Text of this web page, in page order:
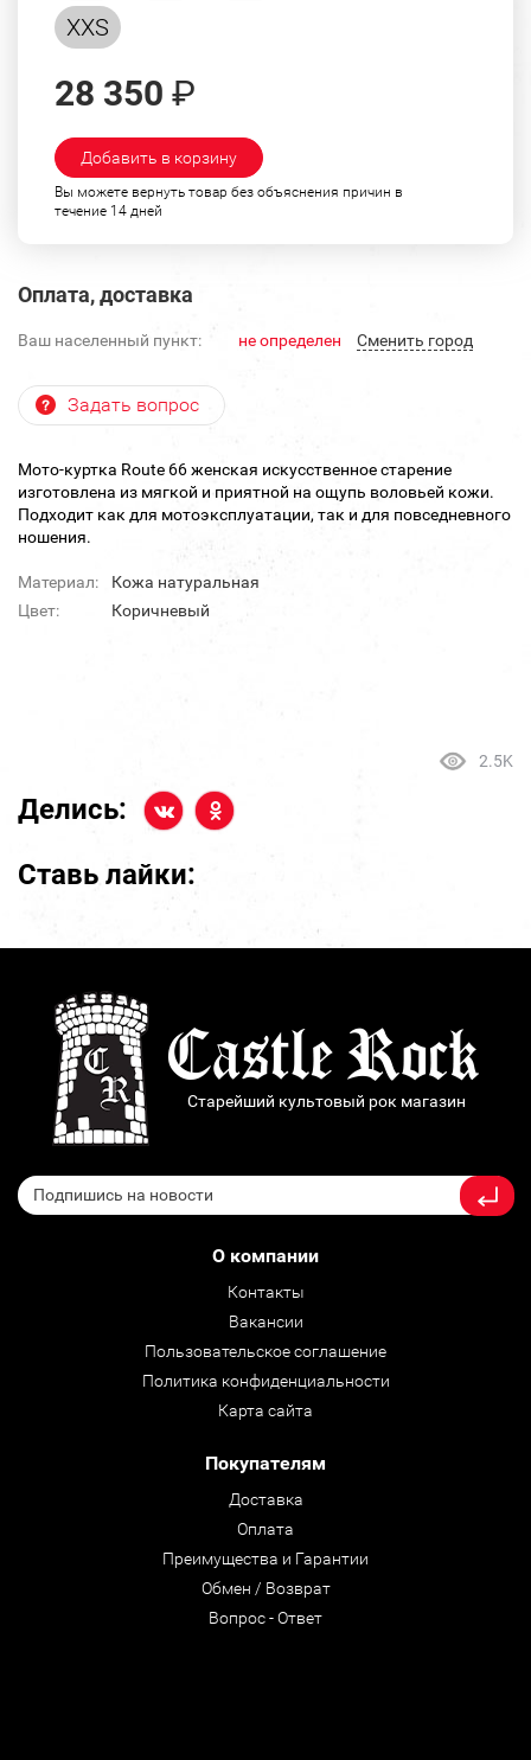
XXS
28 350 ₽
Добавить в корзину
Вы можете вернуть товар без объяснения причин в
течение 14 дней
Оплата, доставка
Ваш населенный пункт: не определен Cменить город
Задать вопрос
Мото-куртка Route 66 женская искусственное старение
изготовлена из мягкой и приятной на ощупь воловьей кожи.
Подходит как для мотоэксплуатации, так и для повседневного
ношения.
Материал:
Кожа натуральная
Цвет:
Коричневый
2.5K
Делись:
Ставь лайки:
Старейший культовый рок магазин
О компании
Контакты
Вакансии
Пользовательское соглашение
Политика конфиденциальности
Карта сайта
Покупателям
Доставка
Оплата
Преимущества и Гарантии
Обмен / Возврат
Вопрос - Ответ